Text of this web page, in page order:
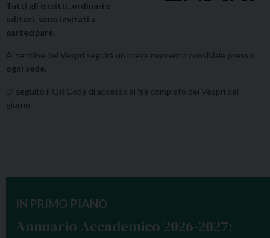
Tutti gli iscritti, ordinari e
uditori, sono invitati a
partecipare.
Al termine dei Vespri seguirà un breve momento conviviale presso
ogni sede.
Di seguito il QR Code di accesso al file completo dei Vespri del
giorno.
IN PRIMO PIANO
Annuario Accademico 2026-2027: